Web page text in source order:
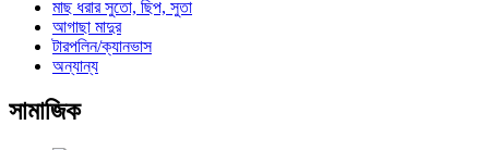
মাছ ধরার সুতো, ছিপ, সুতা
আগাছা মাদুর
টারপলিন/ক্যানভাস
অন্যান্য
সামাজিক